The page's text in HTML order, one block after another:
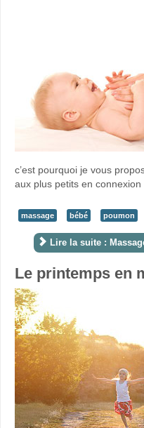
c’est pourquoi je vous
aux plus petits en connexion
massage bébé poumon
Lire la suite :
Le printemps en